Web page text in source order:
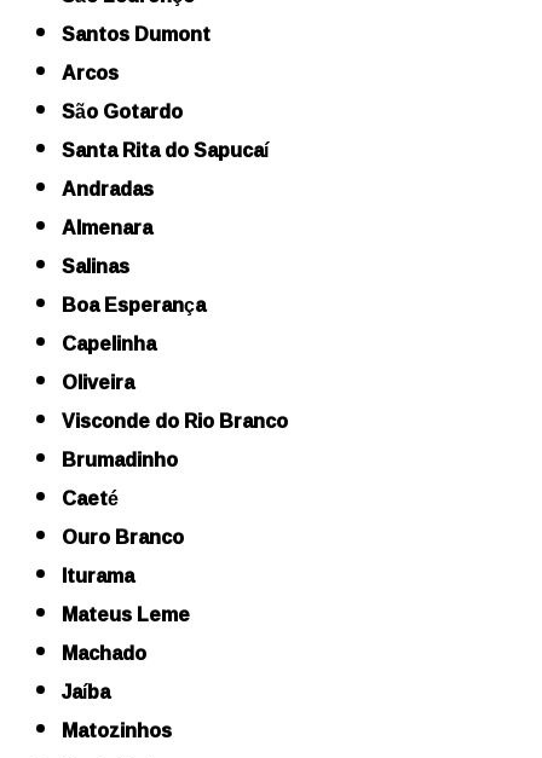
Santos Dumont
Arcos
São Gotardo
Santa Rita do Sapucaí
Andradas
Almenara
Salinas
Boa Esperança
Capelinha
Oliveira
Visconde do Rio Branco
Brumadinho
Caeté
Ouro Branco
Iturama
Mateus Leme
Machado
Jaíba
Matozinhos